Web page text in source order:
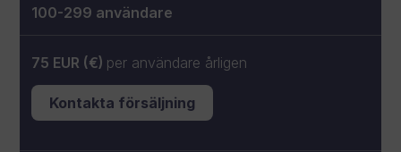
100-299 användare
75 EUR (€) per användare årligen
Kontakta försäljning